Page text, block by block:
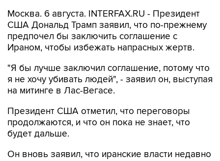
Москва. 6 августа. INTERFAX.RU - Президент
США Дональд Трамп заявил, что по-прежнему
предпочел бы заключить соглашение с
Ираном, чтобы избежать напрасных жертв.
"Я бы лучше заключил соглашение, потому что
я не хочу убивать людей", - заявил он, выступая
на митинге в Лас-Вегасе.
Президент США отметил, что переговоры
продолжаются, и что он пока не знает, что
будет дальше.
Он вновь заявил, что иранские власти недавно